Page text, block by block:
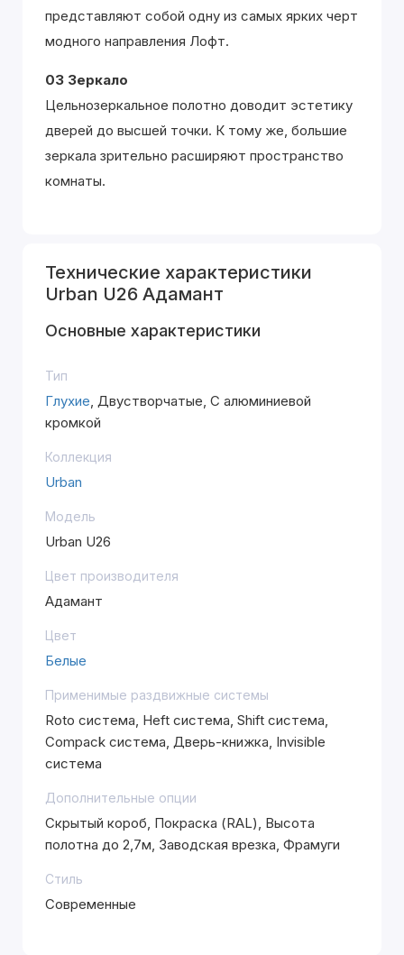
представляют собой одну из самых ярких черт
модного направления Лофт.
03 Зеркало
Цельнозеркальное полотно доводит эстетику
дверей до высшей точки. К тому же, большие
зеркала зрительно расширяют пространство
комнаты.
Технические характеристики
Urban U26 Адамант
Основные характеристики
Тип
Глухие, Двустворчатые, С алюминиевой
кромкой
Коллекция
Urban
Модель
Urban U26
Цвет производителя
Адамант
Цвет
Белые
Применимые раздвижные системы
Roto система, Heft система, Shift система,
Compack система, Дверь-книжка, Invisible
система
Дополнительные опции
Скрытый короб, Покраска (RAL), Высота
полотна до 2,7м, Заводская врезка, Фрамуги
Стиль
Современные